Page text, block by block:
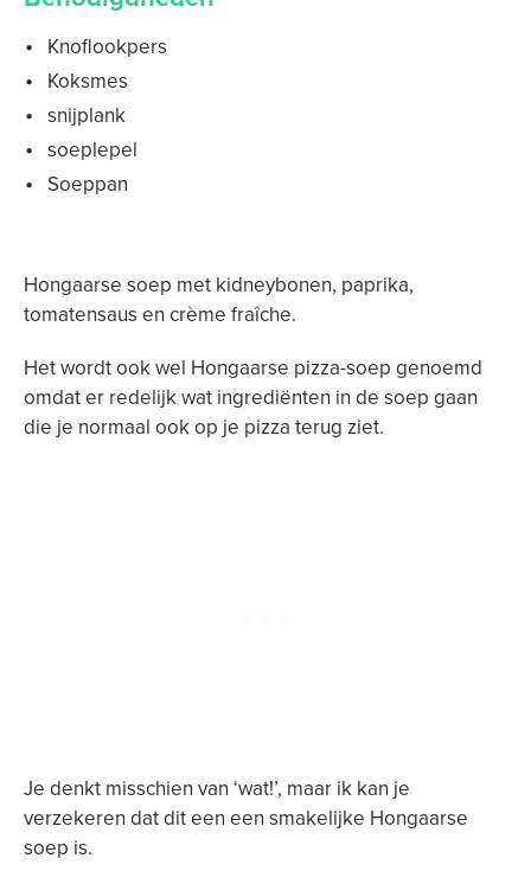
Knoflookpers
Koksmes
snijplank
soeplepel
Soeppan
Hongaarse soep met kidneybonen, paprika,
tomatensaus en crème fraîche.
Het wordt ook wel Hongaarse pizza-soep genoemd
omdat er redelijk wat ingrediënten in de soep gaan
die je normaal ook op je pizza terug ziet.
Je denkt misschien van ‘wat!’, maar ik kan je
verzekeren dat dit een een smakelijke Hongaarse
soep is.